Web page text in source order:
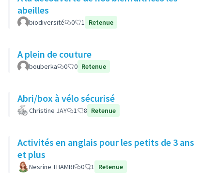
abeilles
biodiversité 0 1 Retenue
A plein de couture
bouberka 0 0 Retenue
Abri/box à vélo sécurisé
Christine JAY 1 8 Retenue
Activités en anglais pour les petits de 3 ans
et plus
Nesrine THAMRI 0 1 Retenue